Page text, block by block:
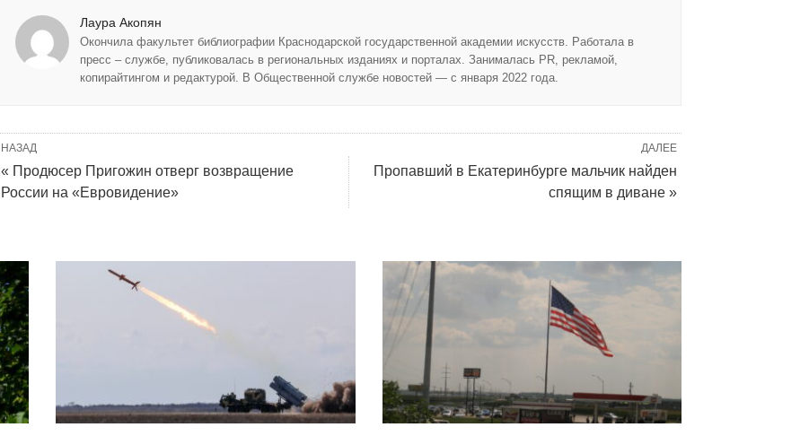
Лаура Акопян
Окончила факультет библиографии Краснодарской государственной академии искусств. Работала в
пресс – службе, публиковалась в региональных изданиях и порталах. Занималась PR, рекламой,
копирайтингом и редактурой. В Общественной службе новостей — с января 2022 года.
ДАЛЕЕ
Пропавший в Екатеринбурге мальчик найден
спящим в диване »
НАЗАД
« Продюсер Пригожин отверг возвращение
России на «Евровидение»